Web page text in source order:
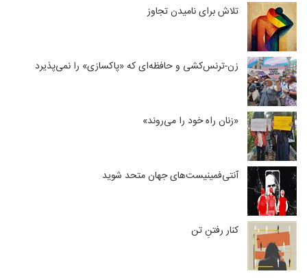
تلاش برای نامیدن تجاوز
زن-ترنس‌کشی و حافظه‌ای که «پاکسازی» را نمی‌پذیرد
«زنان راه خود را می‌روند»
آنتی‌فمینیست‌های جهان متحد شوید
کنار رفتنِ تن